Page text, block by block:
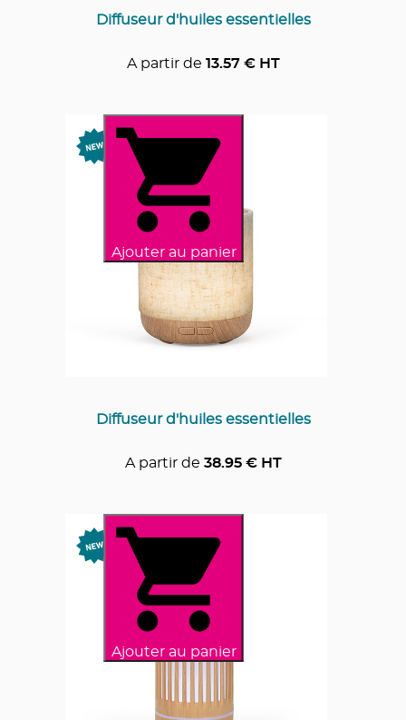
Diffuseur d'huiles essentielles
A partir de 13.57€ HT
Ajouter au panier
Diffuseur d'huiles essentielles
A partir de 38.95€ HT
Ajouter au panier